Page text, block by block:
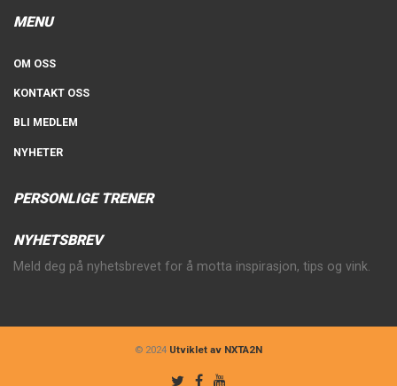
MENU
OM OSS
KONTAKT OSS
BLI MEDLEM
NYHETER
PERSONLIGE TRENER
NYHETSBREV
Meld deg på nyhetsbrevet for å motta inspirasjon, tips og vink.
© 2024 Utviklet av NXTA2N